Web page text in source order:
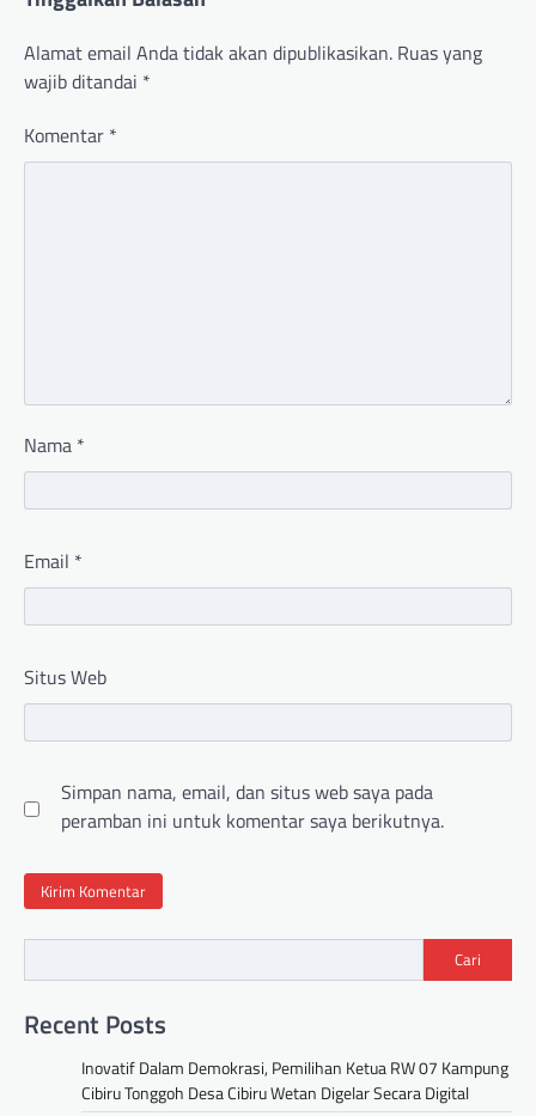
Alamat email Anda tidak akan dipublikasikan. Ruas yang
wajib ditandai *
Komentar *
Nama *
Email *
Situs Web
Simpan nama, email, dan situs web saya pada
peramban ini untuk komentar saya berikutnya.
Cari
Recent Posts
Inovatif Dalam Demokrasi, Pemilihan Ketua RW 07 Kampung
Cibiru Tonggoh Desa Cibiru Wetan Digelar Secara Digital